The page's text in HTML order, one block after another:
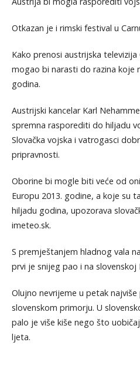
Otkazan je i rimski festival u
Kako prenosi austrijska
mogao bi narasti do razina koje
godina.
Austrijski kancelar Karl
spremna rasporediti do hiljadu
Slovačka vojska i vatrogasci
pripravnosti.
Oborine bi mogle biti veće od
Europu 2013. godine, a koje su
hiljadu godina, upozorava
imeteo.sk.
S premještanjem hladnog vala
prvi je snijeg pao i na slovenskoj
Olujno nevrijeme u petak
slovenskom primorju. U
palo je više kiše nego što
ljeta.